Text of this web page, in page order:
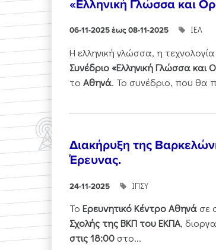
«Ελληνική Γλώσσα και
06-11-2025 έως 08-11-2025 ΙΕΛ
Η ελληνική γλώσσα, η
Συνέδριο «Ελληνική Γλώσσα και
το Αθηνά. Το συνέδριο, που θα
Διακήρυξη της
Έρευνας.
24-11-2025 ΙΠΣΥ
Το Ερευνητικό Κέντρο Αθηνά σε
Σχολής της ΒΚΠ του ΕΚΠΑ,
στις 18:00 στο...